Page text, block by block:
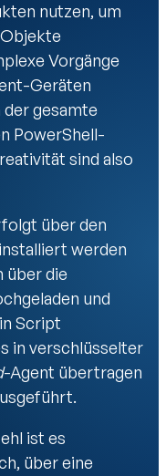
nutzen, um
Vorgänge
Geräten
gesamte
PowerShell-
sind also
über den
werden
über die
und
Script
in verschlüsselter
-Agent übertragen
ist es
über eine